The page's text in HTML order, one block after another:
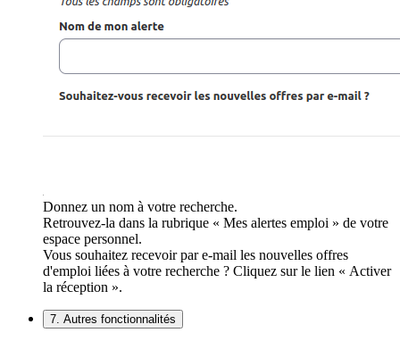
Donnez un nom à votre recherche.
Retrouvez-la dans la rubrique « Mes alertes emploi » de votre
espace personnel.
Vous souhaitez recevoir par e-mail les nouvelles offres
d'emploi liées à votre recherche ? Cliquez sur le lien « Activer
la réception ».
7. Autres fonctionnalités